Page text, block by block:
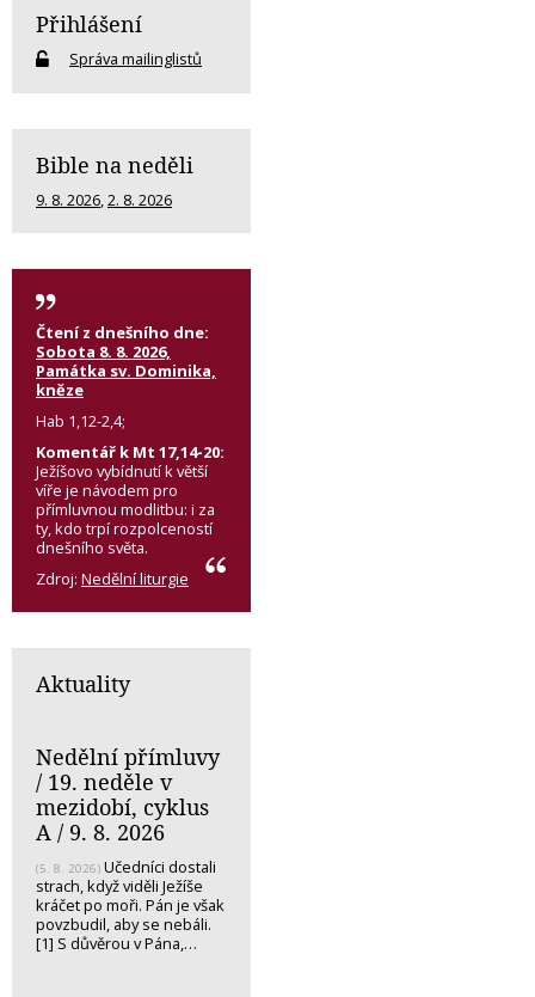
Přihlášení
Správa mailinglistů
Bible na neděli
9. 8. 2026,2. 8. 2026
Čtení z dnešního dne:
Sobota 8. 8. 2026,
Památka sv. Dominika,
kněze
Hab 1,12-2,4;
Komentář k Mt 17,14-20:
Ježíšovo vybídnutí k větší
víře je návodem pro
přímluvnou modlitbu: i za
ty, kdo trpí rozpolceností
dnešního světa.
Zdroj: Nedělní liturgie
Aktuality
Nedělní přímluvy
/ 19. neděle v
mezidobí, cyklus
A / 9. 8. 2026
(5. 8. 2026) Učedníci dostali
strach, když viděli Ježíše
kráčet po moři. Pán je však
povzbudil, aby se nebáli.
[1] S důvěrou v Pána,…